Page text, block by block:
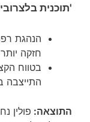
'תוכנית
הנהגת
חזקה
בטווח
התייצבה
התוצאה: פולין